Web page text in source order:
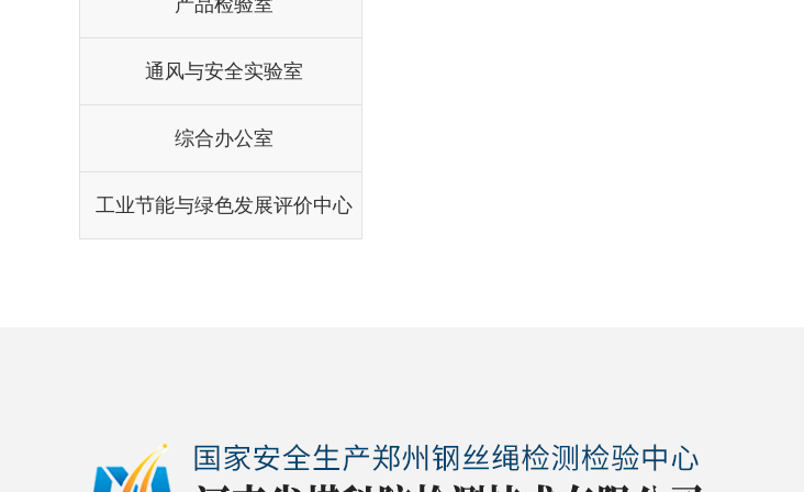
产品检验室
通风与安全实验室
综合办公室
工业节能与绿色发展评价中心